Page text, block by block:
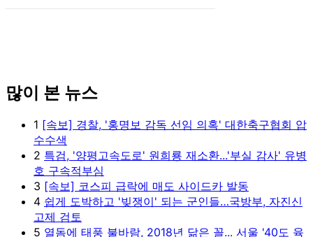
많이 본 뉴스
1 [속보] 경찰, '홍명보 감독 선임 의혹' 대한축구협회 압
수수색
2 특검, '양평고속도로' 원희룡 재소환...'부실 감사' 유병
호 구속적부심
3 [속보] 코스피 급락에 매도 사이드카 발동
4 쉽게 도박하고 '빚쟁이' 되는 군인들…국방부, 자진신
고제 검토
5 열돔에 태풍 불바람, 2018년 닮은 꼴... 서울 '40도 육